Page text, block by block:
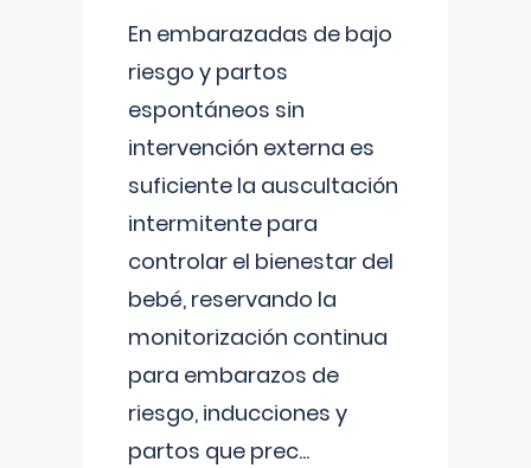
En embarazadas de bajo
riesgo y partos
espontáneos sin
intervención externa es
suficiente la auscultación
intermitente para
controlar el bienestar del
bebé, reservando la
monitorización continua
para embarazos de
riesgo, inducciones y
partos que prec...